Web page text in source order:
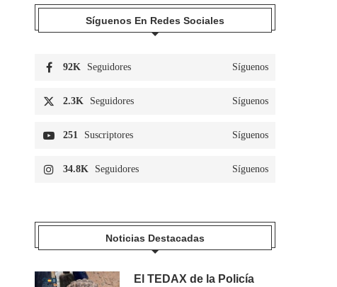
Síguenos En Redes Sociales
92K Seguidores Síguenos
2.3K Seguidores Síguenos
251 Suscriptores Síguenos
34.8K Seguidores Síguenos
Noticias Destacadas
El TEDAX de la Policía